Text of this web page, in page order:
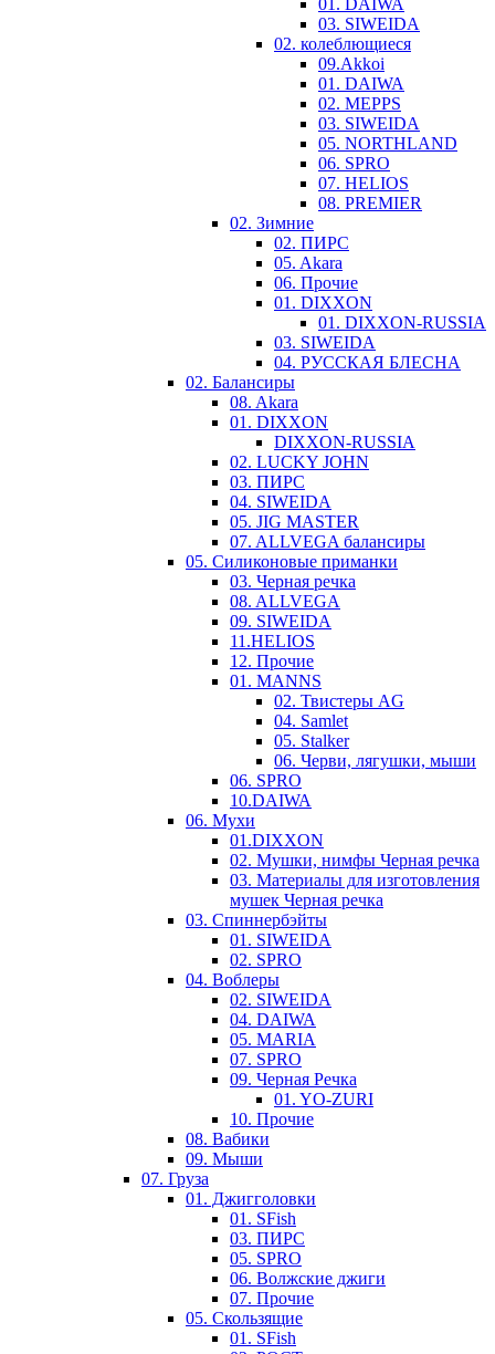
03. SIWEIDA
02. колеблющиеся
09.Akkoi
01. DAIWA
02. MEPPS
03. SIWEIDA
05. NORTHLAND
06. SPRO
07. HELIOS
08. PREMIER
02. Зимние
02. ПИРС
05. Akara
06. Прочие
01. DIXXON
01. DIXXON-RUSSIA
03. SIWEIDA
04. РУССКАЯ БЛЕСНА
02. Балансиры
08. Akara
01. DIXXON
DIXXON-RUSSIA
02. LUCKY JOHN
03. ПИРС
04. SIWEIDA
05. JIG MASTER
07. ALLVEGA балансиры
05. Силиконовые приманки
03. Черная речка
08. ALLVEGA
09. SIWEIDA
11.HELIOS
12. Прочие
01. MANNS
02. Твистеры AG
04. Samlet
05. Stalker
06. Черви, лягушки, мыши
06. SPRO
10.DAIWA
06. Мухи
01.DIXXON
02. Мушки, нимфы Черная речка
03. Материалы для изготовления
мушек Черная речка
03. Cпиннербэйты
01. SIWEIDA
02. SPRO
04. Воблеры
02. SIWEIDA
04. DAIWA
05. MARIA
07. SPRO
09. Черная Речка
01. YO-ZURI
10. Прочие
08. Вабики
09. Мыши
07. Груза
01. Джигголовки
01. SFish
03. ПИРС
05. SPRO
06. Волжские джиги
07. Прочие
05. Скользящие
01. SFish